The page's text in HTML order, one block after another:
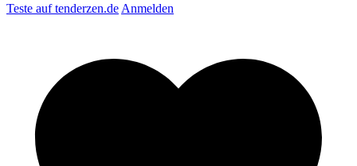
Teste auf tenderzen.de Anmelden